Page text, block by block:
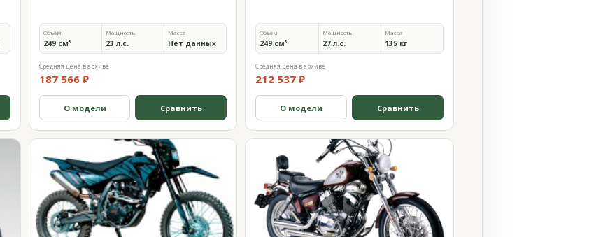
Объём
249 см³
Мощность
23 л.с.
Масса
Нет данных
Средняя цена в архиве
187 566 ₽
О модели Сравнить
Объём
249 см³
Мощность
27 л.с.
Масса
135 кг
Средняя цена в архиве
212 537 ₽
О модели Сравнить